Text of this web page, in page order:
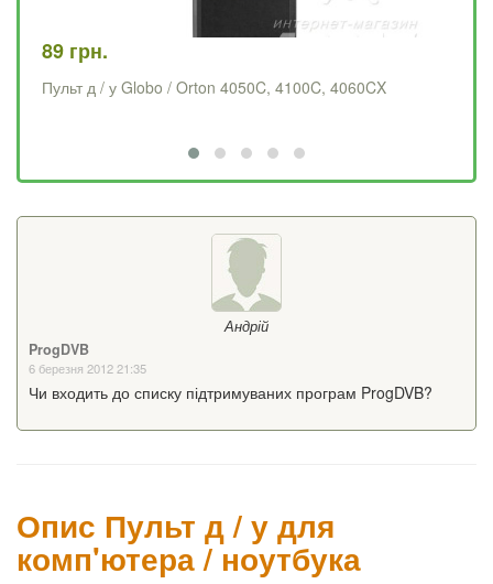
89 грн.
Пульт д / у Globo / Orton 4050C, 4100C, 4060CX
Андрій
ProgDVB
6 березня 2012 21:35
Чи входить до списку підтримуваних програм ProgDVB?
Опис Пульт д / у для
комп'ютера / ноутбука